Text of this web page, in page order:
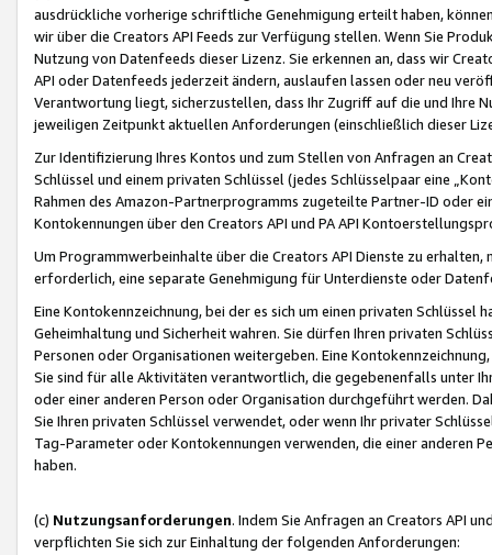
ausdrückliche vorherige schriftliche Genehmigung erteilt haben,
wir über die Creators API Feeds zur Verfügung stellen. Wenn Sie
Nutzung von Datenfeeds dieser Lizenz. Sie erkennen an, dass wir
API oder Datenfeeds jederzeit ändern, auslaufen lassen oder neu
Verantwortung liegt, sicherzustellen, dass Ihr Zugriff auf die und Ihre
jeweiligen Zeitpunkt aktuellen Anforderungen (einschließlich dieser
Zur Identifizierung Ihres Kontos und zum Stellen von Anfragen an
Schlüssel und einem privaten Schlüssel (jedes Schlüsselpaar eine
Rahmen des Amazon-Partnerprogramms zugeteilte Partner-ID oder
Kontokennungen über den Creators API und PA API
Um Programmwerbeinhalte über die Creators API Dienste zu
erforderlich, eine separate Genehmigung für Unterdienste oder
Eine Kontokennzeichnung, bei der es sich um einen privaten
Geheimhaltung und Sicherheit wahren. Sie dürfen Ihren privaten
Personen oder Organisationen weitergeben. Eine
Sie sind für alle Aktivitäten verantwortlich, die gegebenenfalls unter
oder einer anderen Person oder Organisation durchgeführt werden.
Sie Ihren privaten Schlüssel verwendet, oder wenn Ihr privater
Tag-Parameter oder Kontokennungen verwenden, die einer anderen
haben.
(c) Nutzungsanforderungen. Indem Sie Anfragen an Creators API
verpflichten Sie sich zur Einhaltung der folgenden Anforderungen: